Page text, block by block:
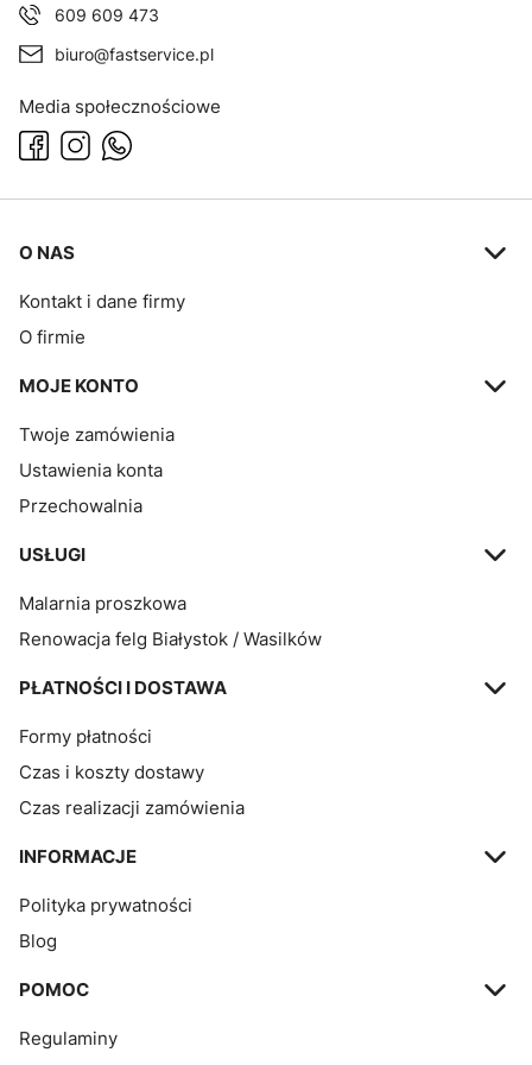
609 609 473
biuro@fastservice.pl
Media społecznościowe
Linki w stopce
O NAS
Kontakt i dane firmy
O firmie
MOJE KONTO
Twoje zamówienia
Ustawienia konta
Przechowalnia
USŁUGI
Malarnia proszkowa
Renowacja felg Białystok / Wasilków
PŁATNOŚCI I DOSTAWA
Formy płatności
Czas i koszty dostawy
Czas realizacji zamówienia
INFORMACJE
Polityka prywatności
Blog
POMOC
Regulaminy